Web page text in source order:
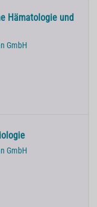
Hämatologie und
GmbH
GmbH